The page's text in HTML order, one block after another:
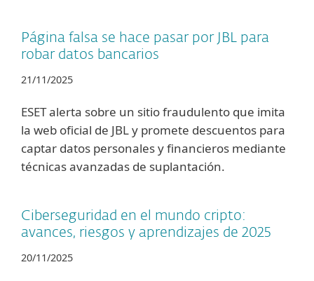
Página falsa se hace pasar por JBL para
robar datos bancarios
21/11/2025
ESET alerta sobre un sitio fraudulento que imita
la web oficial de JBL y promete descuentos para
captar datos personales y financieros mediante
técnicas avanzadas de suplantación.
Ciberseguridad en el mundo cripto:
avances, riesgos y aprendizajes de 2025
20/11/2025